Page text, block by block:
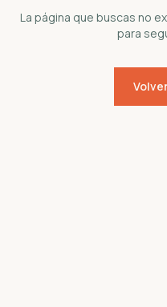
La página que buscas no
para